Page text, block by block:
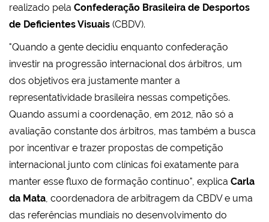
realizado pela Confederação Brasileira de Desportos
de Deficientes Visuais (CBDV).
"Quando a gente decidiu enquanto confederação
investir na progressão internacional dos árbitros, um
dos objetivos era justamente manter a
representatividade brasileira nessas competições.
Quando assumi a coordenação, em 2012, não só a
avaliação constante dos árbitros, mas também a busca
por incentivar e trazer propostas de competição
internacional junto com clínicas foi exatamente para
manter esse fluxo de formação contínuo", explica Carla
da Mata, coordenadora de arbitragem da CBDV e uma
das referências mundiais no desenvolvimento do